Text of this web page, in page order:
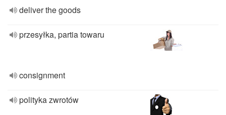
deliver the goods
przesyłka, partia towaru
consignment
polityka zwrotów